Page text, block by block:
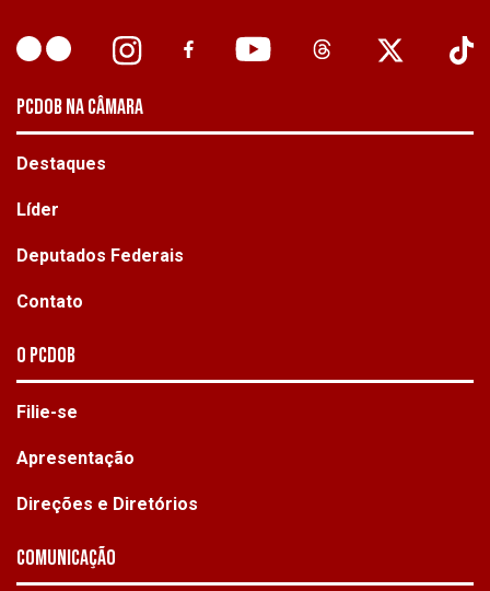
PCDOB NA CÂMARA
Destaques
Líder
Deputados Federais
Contato
O PCdoB
Filie-se
Apresentação
Direções e Diretórios
Comunicação